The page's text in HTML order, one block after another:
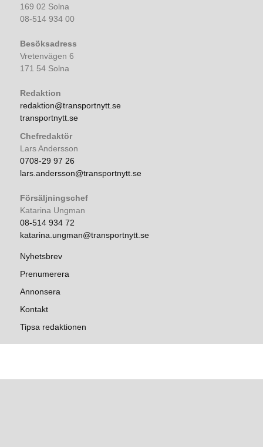
169 02 Solna
08-514 934 00
Besöksadress
Vretenvägen 6
171 54 Solna
Redaktion
redaktion@transportnytt.se
transportnytt.se
Chefredaktör
Lars Andersson
0708-29 97 26
lars.andersson@transportnytt.se
Försäljningschef
Katarina Ungman
08-514 934 72
katarina.ungman@transportnytt.se
Nyhetsbrev
Prenumerera
Annonsera
Kontakt
Tipsa redaktionen